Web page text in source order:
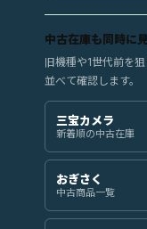
中古在庫も同時に
旧機種や1世代前を
並べて確認します。
三宝カメラ
新着順の中古在庫
おぎさく
中古商品一覧